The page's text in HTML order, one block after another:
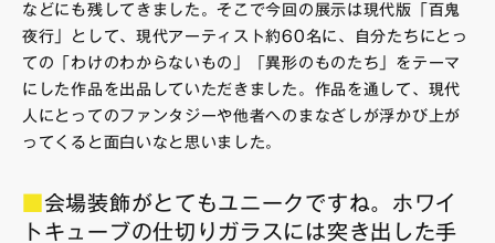
などにも残してきました。そこで今回の展示は現代版「百鬼
夜行」として、現代アーティスト約60名に、自分たちにとっ
ての「わけのわからないもの」「異形のものたち」をテーマ
にした作品を出品していただきました。作品を通して、現代
人にとってのファンタジーや他者へのまなざしが浮かび上が
ってくると面白いなと思いました。
会場装飾がとてもユニークですね。ホワイ
トキューブの仕切りガラスには突き出した手